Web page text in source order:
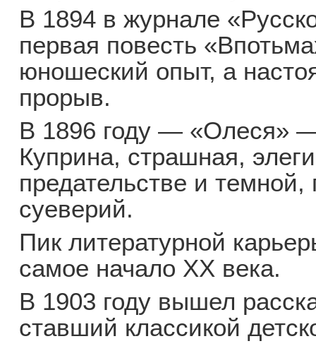
В 1894 в журнале
первая повесть
юношеский опыт, а
прорыв.
В 1896 году — «Олеся»
Куприна, страшная,
предательстве и темной,
суеверий.
Пик литературной
самое начало XX века.
В 1903 году вышел
ставший классикой